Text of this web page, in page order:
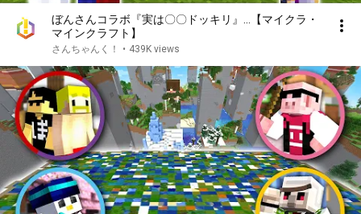
ぼんさんコラボ『実は〇〇ドッキリ』…【マイクラ・
マインクラフト】
さんちゃんく！ • 439K views